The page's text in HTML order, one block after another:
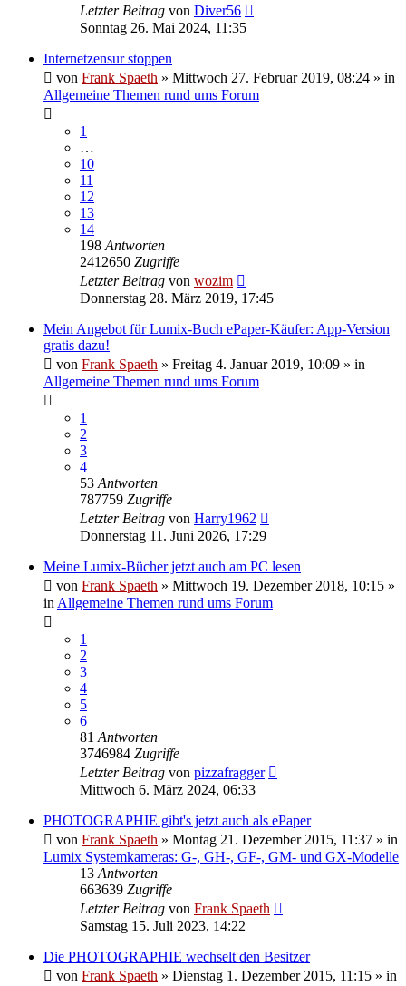
Letzter Beitrag von Diver56
Sonntag 26. Mai 2024, 11:35
Internetzensur stoppen
von Frank Spaeth » Mittwoch 27. Februar 2019, 08:24 » in
Allgemeine Themen rund ums Forum
1
…
10
11
12
13
14
198 Antworten
2412650 Zugriffe
Letzter Beitrag von wozim
Donnerstag 28. März 2019, 17:45
Mein Angebot für Lumix-Buch ePaper-Käufer: App-Version
gratis dazu!
von Frank Spaeth » Freitag 4. Januar 2019, 10:09 » in
Allgemeine Themen rund ums Forum
1
2
3
4
53 Antworten
787759 Zugriffe
Letzter Beitrag von Harry1962
Donnerstag 11. Juni 2026, 17:29
Meine Lumix-Bücher jetzt auch am PC lesen
von Frank Spaeth » Mittwoch 19. Dezember 2018, 10:15 »
in Allgemeine Themen rund ums Forum
1
2
3
4
5
6
81 Antworten
3746984 Zugriffe
Letzter Beitrag von pizzafragger
Mittwoch 6. März 2024, 06:33
PHOTOGRAPHIE gibt's jetzt auch als ePaper
von Frank Spaeth » Montag 21. Dezember 2015, 11:37 » in
Lumix Systemkameras: G-, GH-, GF-, GM- und GX-Modelle
13 Antworten
663639 Zugriffe
Letzter Beitrag von Frank Spaeth
Samstag 15. Juli 2023, 14:22
Die PHOTOGRAPHIE wechselt den Besitzer
von Frank Spaeth » Dienstag 1. Dezember 2015, 11:15 » in